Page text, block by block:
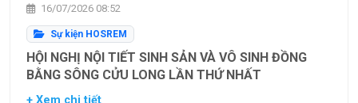
16/07/2026 08:52
Sự kiện HOSREM
HỘI NGHỊ NỘI TIẾT SINH SẢN VÀ VÔ SINH ĐỒNG
BẰNG SÔNG CỬU LONG LẦN THỨ NHẤT
+ Xem chi tiết